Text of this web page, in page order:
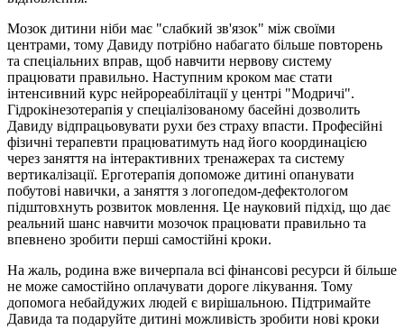
Мозок дитини ніби має "слабкий зв'язок" між своїми
центрами, тому Давиду потрібно набагато більше повторень
та спеціальних вправ, щоб навчити нервову систему
працювати правильно. Наступним кроком має стати
інтенсивний курс нейрореабілітації у центрі "Модричі".
Гідрокінезотерапія у спеціалізованому басейні дозволить
Давиду відпрацьовувати рухи без страху впасти. Професійні
фізичні терапевти працюватимуть над його координацією
через заняття на інтерактивних тренажерах та систему
вертикалізації. Ерготерапія допоможе дитині опанувати
побутові навички, а заняття з логопедом-дефектологом
підштовхнуть розвиток мовлення. Це науковий підхід, що дає
реальний шанс навчити мозочок працювати правильно та
впевнено зробити перші самостійні кроки.
На жаль, родина вже вичерпала всі фінансові ресурси й більше
не може самостійно оплачувати дороге лікування. Тому
допомога небайдужих людей є вирішальною. Підтримайте
Давида та подаруйте дитині можливість зробити нові кроки